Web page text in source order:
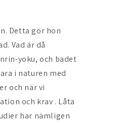
Detta gör hon
Vad är då
yoku, och badet
i naturen med
och när vi
och krav . Låta
har nämligen